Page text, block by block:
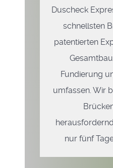
Duscheck
schnellsten
patentierten
Fundierung
umfassen. Wir
nur fünf